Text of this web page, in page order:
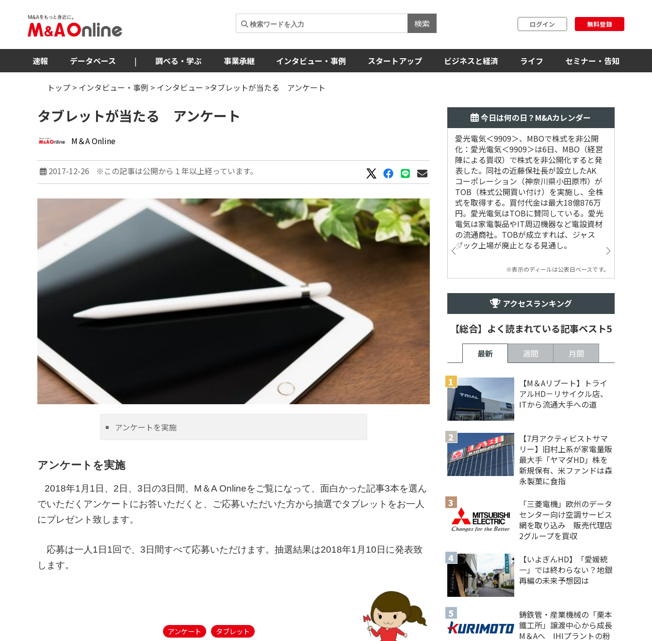
検索 ログイン 無料登録
速報 データベース | 調べる・学ぶ 事業承継 インタビュー・事例 スタートアップ ビジネスと経済 ライフ セミナー・告知
トップ > インタビュー・事例 > インタビュー >タブレットが当たる アンケート
タブレットが当たる アンケート
M＆A Online
2017-12-26 ※この記事は公開から１年以上経っています。
アンケートを実施
アンケートを実施
2018年1月1日、2日、3日の3日間、M＆A Onlineをご覧になって、面白かった記事3本を選ん
でいただくアンケートにお答いただくと、ご応募いただいた方から抽選でタブレットをお一人
にプレゼント致します。
応募は一人1日1回で、3日間すべて応募いただけます。抽選結果は2018年1月10日に発表致
します。
アンケート タブレット
今日は何の日？M&Aカレンダー
愛光電気＜9909＞、MBOで株式を非公開
化：愛光電気＜9909＞は6日、MBO（経営
陣による買収）で株式を非公開化すると発
表した。同社の近藤保社長が設立したAK
コーポレーション（神奈川県小田原市）が
TOB（株式公開買い付け）を実施し、全株
式を取得する。買付代金は最大18億876万
円。愛光電気はTOBに賛同している。愛光
電気は家電製品やIT周辺機器など電設資材
の流通商社。TOBが成立すれば、ジャス
ダック上場が廃止となる見通し。
※表示のディールは公表日ベースです。
アクセスランキング
【総合】よく読まれている記事ベスト5
最新 週間 月間
【M＆Aリブート】トライ
アルHD－リサイクル店、
ITから流通大手への道
【7月アクティビストサマ
リー】旧村上系が家電量販
最大手「ヤマダHD」株を
新規保有、米ファンドは森
永製菓に食指
「三菱電機」欧州のデータ
センター向け空調サービス
網を取り込み 販売代理店
2グループを買収
【いよぎんHD】「愛媛統
一」では終わらない？地銀
再編の未来予想図は
鋳鉄管・産業機械の「栗本
鐵工所」譲渡中心から成長
M＆Aへ IHIプラントの粉